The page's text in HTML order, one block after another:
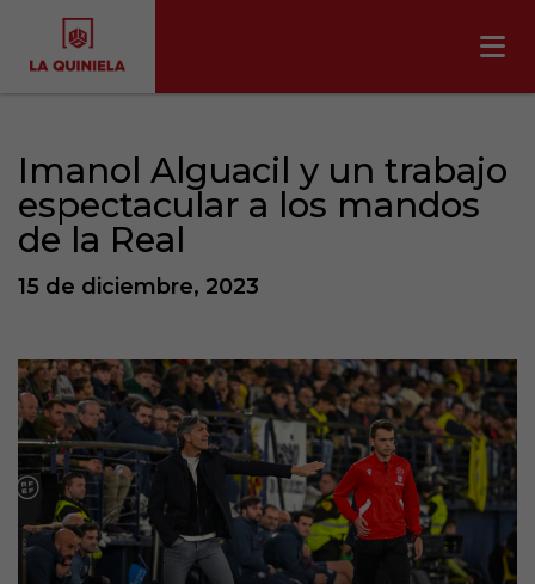
Imanol Alguacil y un trabajo
espectacular a los mandos
de la Real
15 de diciembre, 2023